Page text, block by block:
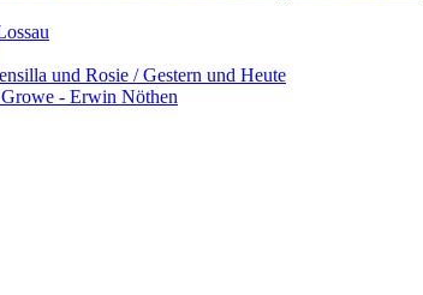
und Rosie / Gestern und Heute
- Erwin Nöthen